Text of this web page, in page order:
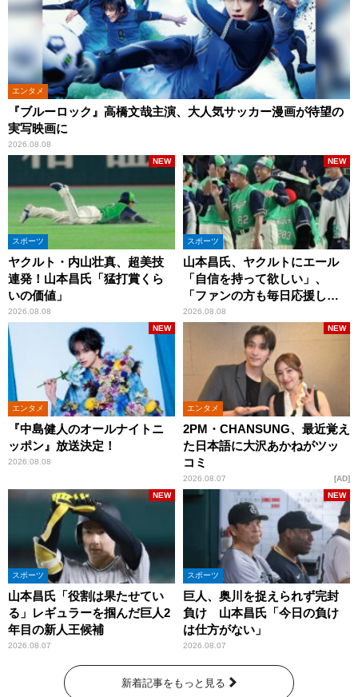
エンタメ
『ブルーロック』高橋文哉主演、大人気サッカー漫画が待望の
実写映画に
2026.08.08
スポーツ
ヤクルト・内山壮真、超美技
連発！山本昌氏「猛打賞くら
いの価値」
2026.08.08
NEW
スポーツ
山本昌氏、ヤクルトにエール
「自信を持って欲しい」、
「ファンの方も毎日応援して
くれています」
2026.08.08
NEW
エンタメ
『中島健人のオールナイトニ
ッポン』放送決定！
2026.08.08
NEW
エンタメ
2PM・CHANSUNG、最近覚え
た日本語に大沢あかねがツッ
コミ
2026.08.07
NEW
AD
スポーツ
山本昌氏「役割は果たせてい
る」レギュラーを掴んだ巨人2
年目の新人王候補
2026.08.07
NEW
スポーツ
巨人、奥川を捉えられず完封
負け 山本昌氏「今日の負け
は仕方がない」
2026.08.07
NEW
新着記事をもっと見る